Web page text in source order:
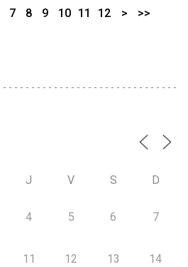
7 8 9 10 11 12 > >>
J V S D
4 5 6 7
11 12 13 14